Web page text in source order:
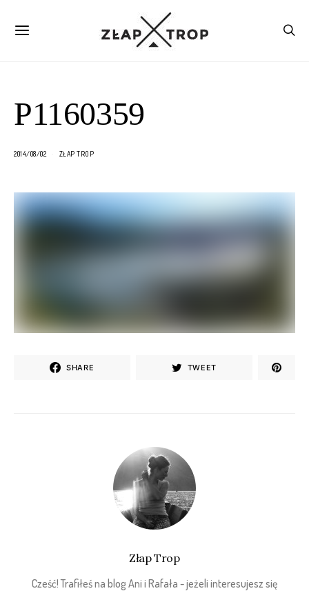
P1160359
2014/08/02 ZŁAP TROP
SHARE TWEET
Złap Trop
Cześć! Trafiłeś na blog Ani i Rafała - jeżeli interesujesz się